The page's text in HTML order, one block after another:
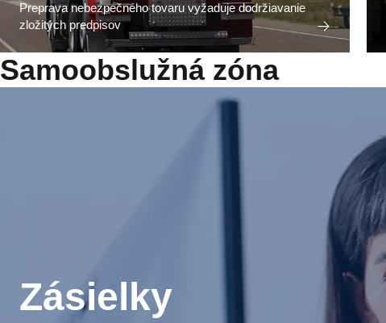
Preprava nebezpečného tovaru vyžaduje dodržiavanie
zložitých predpisov
Samoobslužná zóna
Zásielky